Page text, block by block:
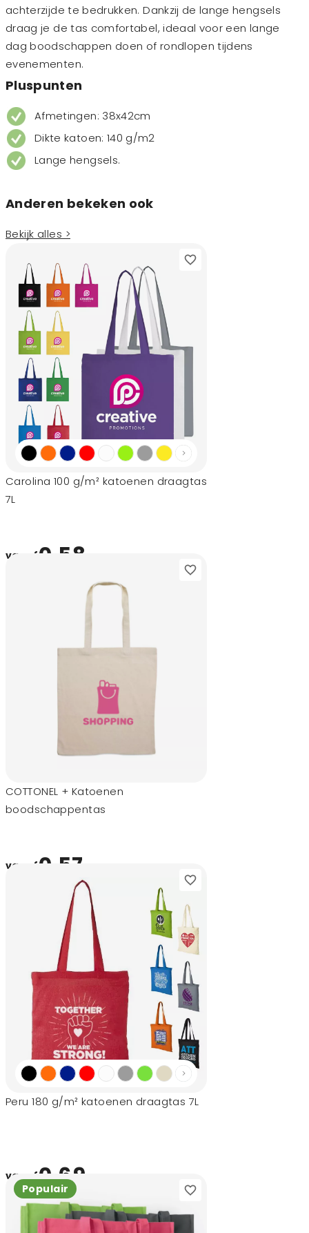
achterzijde te bedrukken. Dankzij de lange hengsels
draag je de tas comfortabel, ideaal voor een lange
dag boodschappen doen of rondlopen tijdens
evenementen.
Pluspunten
Afmetingen: 38x42cm
Dikte katoen: 140 g/m2
Lange hengsels.
Anderen bekeken ook
Bekijk alles >
Carolina 100 g/m² katoenen draagtas
7L
vanaf0,58
COTTONEL + Katoenen
boodschappentas
vanaf0,57
Peru 180 g/m² katoenen draagtas 7L
vanaf0,69
Populair